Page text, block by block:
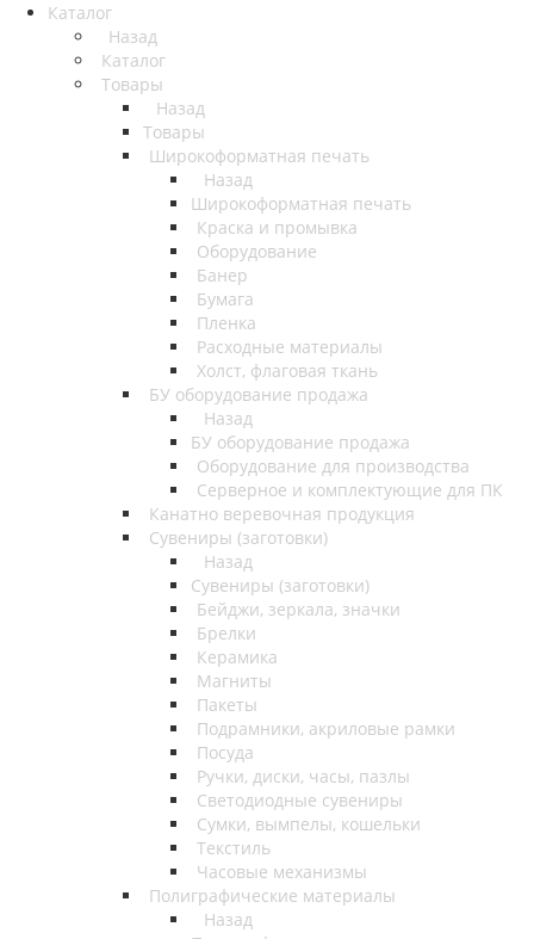
Каталог
Назад
Каталог
Товары
Назад
Товары
Широкоформатная печать
Назад
Широкоформатная печать
Краска и промывка
Оборудование
Банер
Бумага
Пленка
Расходные материалы
Холст, флаговая ткань
БУ оборудование продажа
Назад
БУ оборудование продажа
Оборудование для производства
Серверное и комплектующие для ПК
Канатно веревочная продукция
Сувениры (заготовки)
Назад
Сувениры (заготовки)
Бейджи, зеркала, значки
Брелки
Керамика
Магниты
Пакеты
Подрамники, акриловые рамки
Посуда
Ручки, диски, часы, пазлы
Светодиодные сувениры
Сумки, вымпелы, кошельки
Текстиль
Часовые механизмы
Полиграфические материалы
Назад